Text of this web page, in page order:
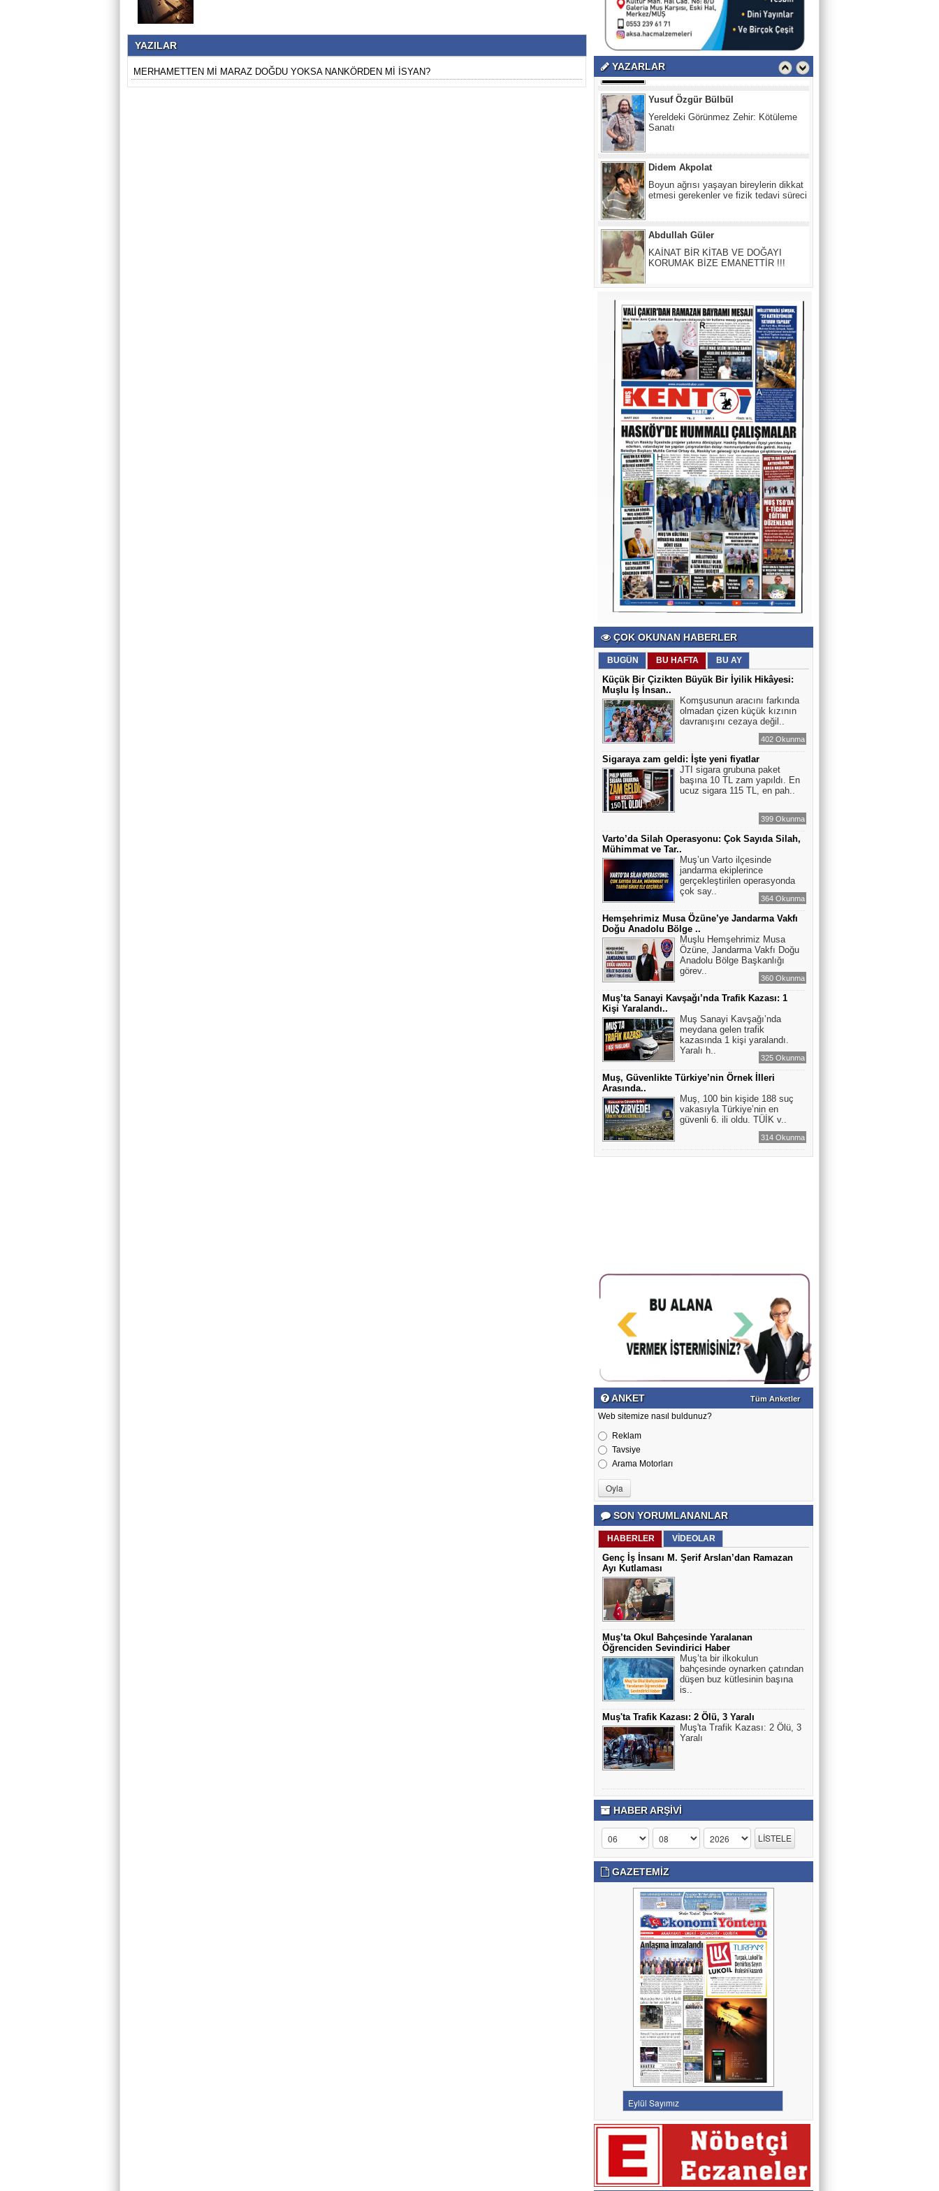
YAZILAR
MERHAMETTEN Mİ MARAZ DOĞDU YOKSA NANKÖRDEN Mİ İSYAN? YAZARLAR
Taylan Özkan
Romantizmal Ağrı
Yusuf Özgür Bülbül
Sanatı
etmesi gerekenler ve fizik tedavi süreci
KAİNAT BİR KİTAB VE DOĞAYI
KORUMAK BİZE EMANETTİR !!!
MERHAMETTEN Mİ MARAZ DOĞDU
YOKSA NANKÖRDEN Mİ İSYAN?
Av. Vatan Söylemez
ONLİNE DOLANDIRICILIK
Dr.Serkan Karadağ
VERGİDE DİJİTAL DÖNÜŞÜM
Güler Başkaya
İnsanlığın İflası: Herkesin Birbirini
“Harcanabilir” Sandığı O Yer
Fırat Demir
O Sesler Hâlâ Kulaklarımda
ÇOK OKUNAN HABERLER
BUGÜN BU HAFTA BU AY
Küçük Bir Çizikten Büyük Bir İyilik Hikâyesi:
Muşlu İş İnsan..
Komşusunun aracını farkında
olmadan çizen küçük kızının
davranışını cezaya değil..
402 Okunma
Sigaraya zam geldi: İşte yeni fiyatlar
JTI sigara grubuna paket
başına 10 TL zam yapıldı. En
ucuz sigara 115 TL, en pah..
399 Okunma
Varto’da Silah Operasyonu: Çok Sayıda Silah,
Mühimmat ve Tar..
Muş’un Varto ilçesinde
jandarma ekiplerince
gerçekleştirilen operasyonda
çok say..
364 Okunma
Hemşehrimiz Musa Özüne’ye Jandarma Vakfı
Doğu Anadolu Bölge ..
Muşlu Hemşehrimiz Musa
Özüne, Jandarma Vakfı Doğu
Anadolu Bölge Başkanlığı
görev..
360 Okunma
Muş’ta Sanayi Kavşağı’nda Trafik Kazası: 1
Kişi Yaralandı..
Muş Sanayi Kavşağı’nda
meydana gelen trafik
kazasında 1 kişi yaralandı.
Yaralı h..
325 Okunma
Muş, Güvenlikte Türkiye’nin Örnek İlleri
Arasında..
Muş, 100 bin kişide 188 suç
vakasıyla Türkiye’nin en
güvenli 6. ili oldu. TÜİK v..
314 Okunma
ANKET Tüm Anketler
Web sitemize nasıl buldunuz?
Reklam
Tavsiye
Arama Motorları
SON YORUMLANANLAR
HABERLER VİDEOLAR
Genç İş İnsanı M. Şerif Arslan’dan Ramazan
Ayı Kutlaması
Muş’ta Okul Bahçesinde Yaralanan
Öğrenciden Sevindirici Haber
Muş’ta bir ilkokulun
bahçesinde oynarken çatından
düşen buz kütlesinin başına
is..
Muş'ta Trafik Kazası: 2 Ölü, 3 Yaralı
Muş'ta Trafik Kazası: 2 Ölü, 3
Yaralı
HABER ARŞİVİ
GAZETEMİZ